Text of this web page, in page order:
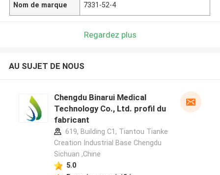
Nom de marque 7331-52-4
Regardez plus
AU SUJET DE NOUS
Chengdu Binarui Medical
Technology Co., Ltd. profil du
fabricant
619, Building C1, Tiantou Tianke
Creation Industrial Base Chengdu
Sichuan ,Chine
5.0